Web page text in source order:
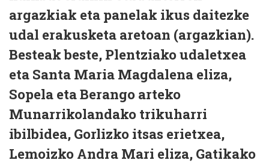
argazkiak eta panelak ikus daitezke
udal erakusketa aretoan (argazkian).
Besteak beste, Plentziako udaletxea
eta Santa Maria Magdalena eliza,
Sopela eta Berango arteko
Munarrikolandako trikuharri
ibilbidea, Gorlizko itsas erietxea,
Lemoizko Andra Mari eliza, Gatikako